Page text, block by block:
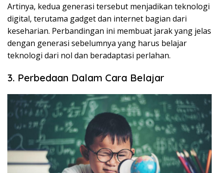
Artinya, kedua generasi tersebut menjadikan teknologi
digital, terutama gadget dan internet bagian dari
keseharian. Perbandingan ini membuat jarak yang jelas
dengan generasi sebelumnya yang harus belajar
teknologi dari nol dan beradaptasi perlahan.
3. Perbedaan Dalam Cara Belajar